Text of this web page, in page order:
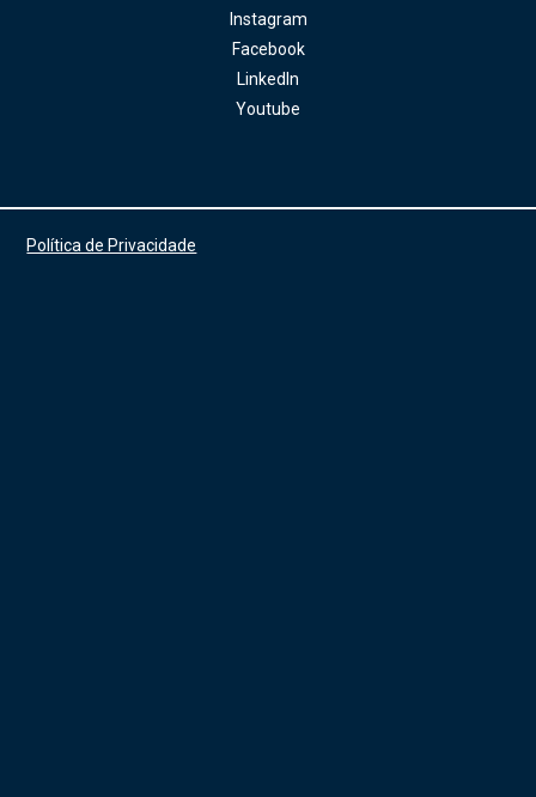
Instagram
Facebook
LinkedIn
Youtube
Política de Privacidade